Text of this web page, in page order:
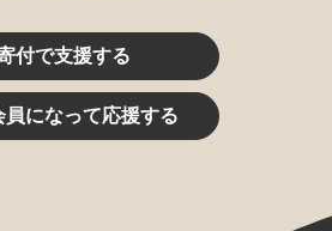
付で支援する
員になって応援する